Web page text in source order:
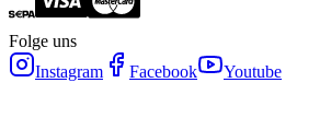
Folge uns
Instagram
Facebook Youtube